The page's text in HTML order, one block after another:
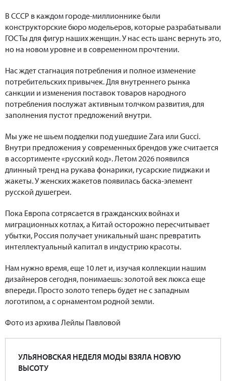
В СССР в каждом городе-миллионнике были
конструкторские бюро модельеров, которые разрабатывали
ГОСТы для фигур наших женщин. У нас есть шанс вернуть это,
но на новом уровне и в современном прочтении.
Нас ждет стагнация потребления и полное изменение
потребительских привычек. Для внутреннего рынка
санкции и изменения поставок товаров народного
потребления послужат активным толчком развития, для
заполнения пустот предложений внутри.
Мы уже не шьем подделки под ушедшие Zara или Gucci.
Внутри предложения у современных брендов уже считается
в ассортименте «русский код». Летом 2026 появился
длинный тренд на рукава фонарики, гусарские пиджаки и
жакеты. У женских жакетов появилась баска-элемент
русской душегреи.
Пока Европа сотрясается в гражданских войнах и
миграционных котлах, а Китай осторожно пересчитывает
убытки, Россия получает уникальный шанс превратить
интеллектуальный капитал в индустрию красоты.
Нам нужно время, еще 10 лет и, изучая коллекции нашим
дизайнеров сегодня, понимаешь: золотой век люкса еще
впереди. Просто золото теперь будет не с западным
логотипом, а с орнаментом родной земли.
Фото из архива Лейлы Павловой
УЛЬЯНОВСКАЯ НЕДЕЛЯ МОДЫ ВЗЯЛА НОВУЮ
ВЫСОТУ